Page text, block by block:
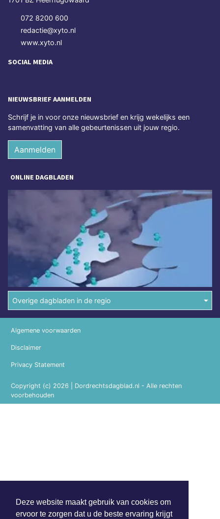
Deze website maakt gebruik van cookies om
ervoor te zorgen dat u de beste ervaring krijgt
072 8200 600
redactie@xyto.nl
www.xyto.nl
SOCIAL MEDIA
NIEUWSBRIEF AANMELDEN
Schrijf je in voor onze nieuwsbrief en krijg wekelijks een
samenvatting van alle gebeurtenissen uit jouw regio.
Aanmelden
ONLINE DAGBLADEN
Overige dagbladen in de regio
Copyright (c) 2026 | Dordrechtsdagblad.nl - Alle rechten
voorbehouden
Algemene voorwaarden
Disclaimer
Privacy Statement